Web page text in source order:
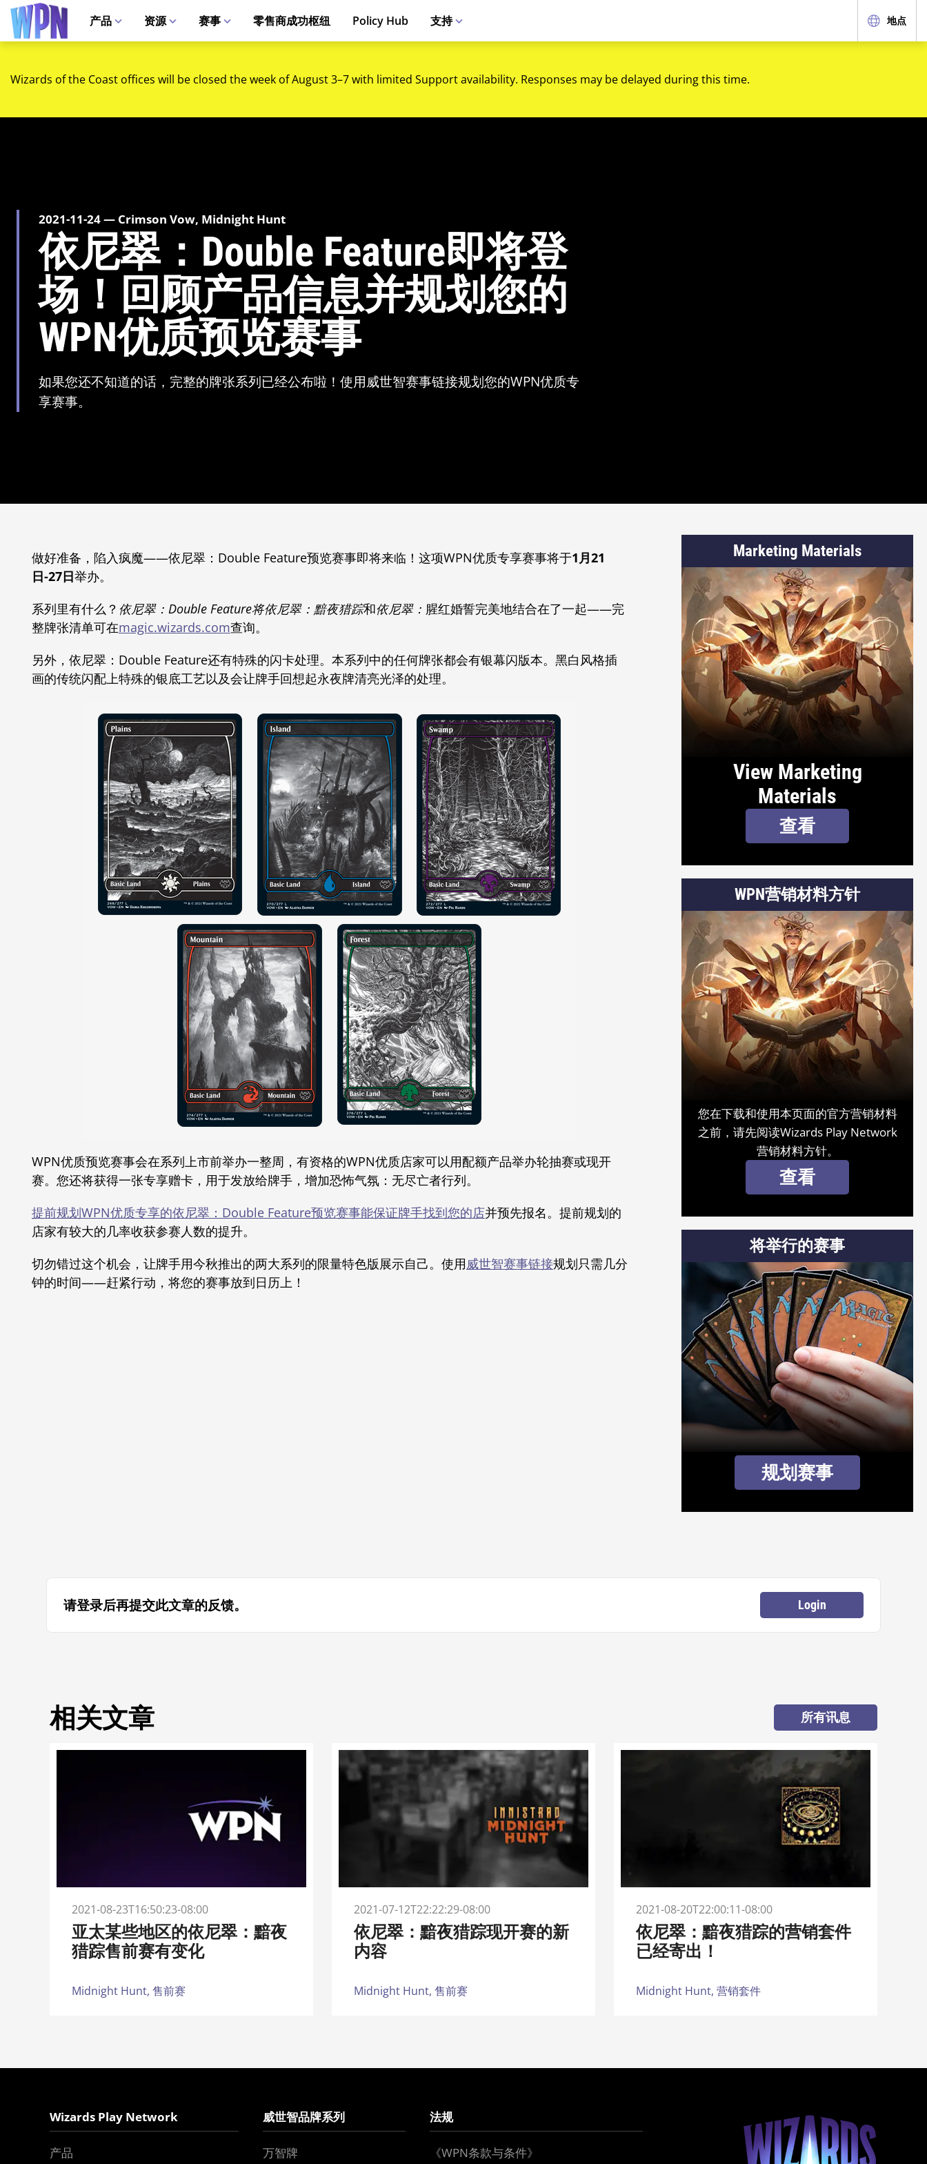
产品 资源 赛事 零售商成功枢纽 Policy Hub 支持 地点
Wizards of the Coast offices will be closed the week of August 3–7 with limited Support availability. Responses may be delayed during this time.
2021-11-24 — Crimson Vow, Midnight Hunt
依尼翠：Double Feature即将登
场！回顾产品信息并规划您的
WPN优质预览赛事
如果您还不知道的话，完整的牌张系列已经公布啦！使用威世智赛事链接规划您的WPN优质专
享赛事。
做好准备，陷入疯魔——依尼翠：Double Feature预览赛事即将来临！这项WPN优质专享赛事将于1月21
日-27日举办。
系列里有什么？ 依尼翠： Double Feature将依尼翠：黯夜猎踪和依尼翠： 腥红婚誓完美地结合在了一起——完
整牌张清单可在magic.wizards.com查询。
另外，依尼翠：Double Feature还有特殊的闪卡处理。本系列中的任何牌张都会有银幕闪版本。黑白风格插
画的传统闪配上特殊的银底工艺以及会让牌手回想起永夜牌清亮光泽的处理。
WPN优质预览赛事会在系列上市前举办一整周，有资格的WPN优质店家可以用配额产品举办轮抽赛或现开
赛。您还将获得一张专享赠卡，用于发放给牌手，增加恐怖气氛：无尽亡者行列。
提前规划WPN优质专享的依尼翠：Double Feature预览赛事能保证牌手找到您的店并预先报名。提前规划的
店家有较大的几率收获参赛人数的提升。
切勿错过这个机会，让牌手用今秋推出的两大系列的限量特色版展示自己。使用威世智赛事链接规划只需几分
钟的时间——赶紧行动，将您的赛事放到日历上！
Marketing Materials
View Marketing
Materials
查看
WPN营销材料方针
您在下载和使用本页面的官方营销材料
之前，请先阅读Wizards Play Network
营销材料方针。
查看
将举行的赛事
规划赛事
请登录后再提交此文章的反馈。 Login
相关文章 所有讯息
2021-08-23T16:50:23-08:00
亚太某些地区的依尼翠：黯夜
猎踪售前赛有变化
Midnight Hunt, 售前赛
2021-07-12T22:22:29-08:00
依尼翠：黯夜猎踪现开赛的新
内容
Midnight Hunt, 售前赛
2021-08-20T22:00:11-08:00
依尼翠：黯夜猎踪的营销套件
已经寄出！
Midnight Hunt, 营销套件
Wizards Play Network
产品
威世智品牌系列
万智牌
法规
《WPN条款与条件》